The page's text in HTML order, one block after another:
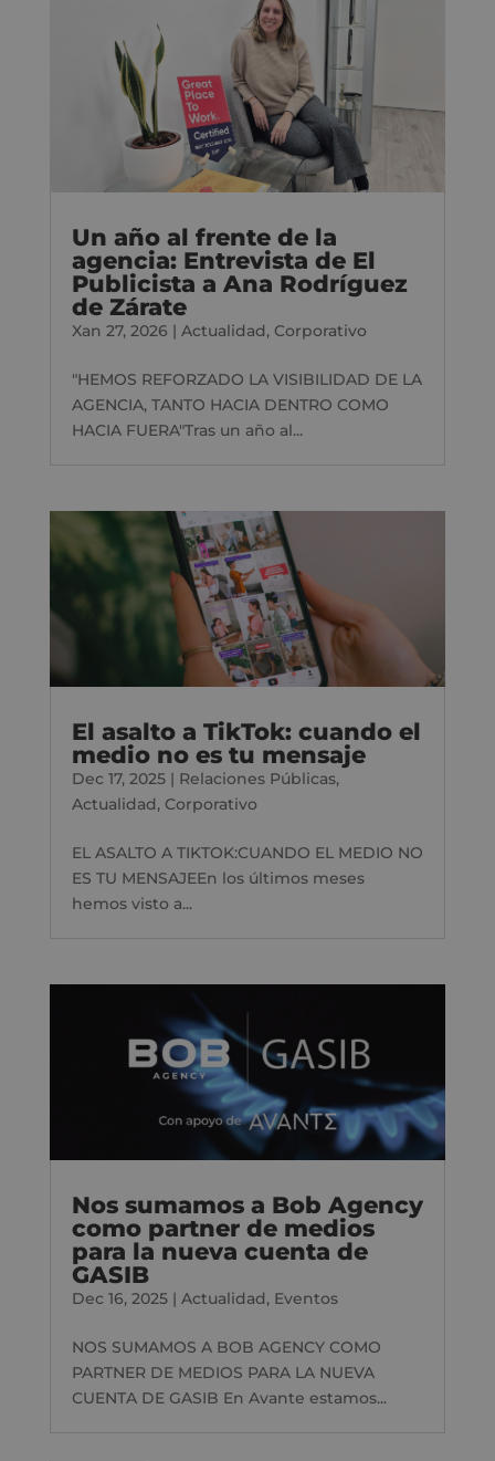
Un año al frente de la
agencia: Entrevista de El
Publicista a Ana Rodríguez
de Zárate
Xan 27, 2026 | Actualidad, Corporativo
"HEMOS REFORZADO LA VISIBILIDAD DE LA
AGENCIA, TANTO HACIA DENTRO COMO
HACIA FUERA"Tras un año al...
El asalto a TikTok: cuando el
medio no es tu mensaje
Dec 17, 2025| Relaciones Públicas,
Actualidad, Corporativo
EL ASALTO A TIKTOK:CUANDO EL MEDIO NO
ES TU MENSAJEEn los últimos meses
hemos visto a...
Nos sumamos a Bob Agency
como partner de medios
para la nueva cuenta de
GASIB
Dec 16, 2025| Actualidad, Eventos
NOS SUMAMOS A BOB AGENCY COMO
PARTNER DE MEDIOS PARA LA NUEVA
CUENTA DE GASIB En Avante estamos...